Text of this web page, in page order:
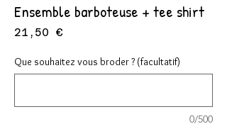
Ensemble barboteuse + tee shirt
21,50 €
Que souhaitez vous broder ? (facultatif)
0/500